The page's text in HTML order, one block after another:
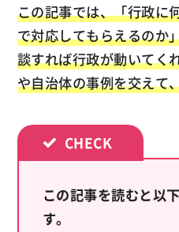
この記事では、「行政に
で対応してもらえるのか
談すれば行政が動いてく
や自治体の事例を交えて
この記事を読むと以
す。